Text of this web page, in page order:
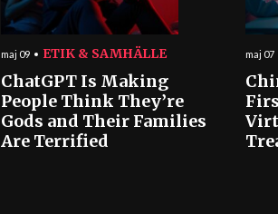
maj 09 ETIK & SAMHÄLLE
ChatGPT Is Making
People Think They’re
Gods and Their Families
Are Terrified
maj 07